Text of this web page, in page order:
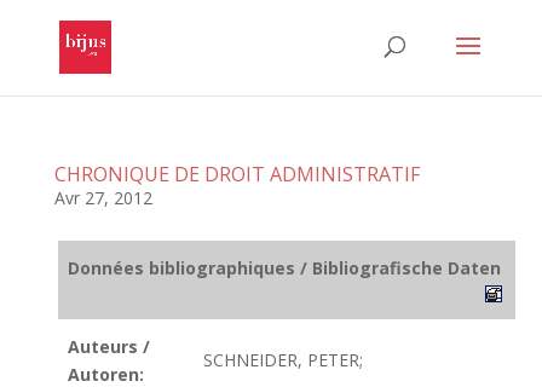
CHRONIQUE DE DROIT ADMINISTRATIF
Avr 27, 2012
Données bibliographiques / Bibliografische Daten
Auteurs /
Autoren:
SCHNEIDER, PETER;